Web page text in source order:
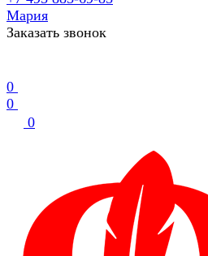
Мария
Заказать звонок
0
0
0